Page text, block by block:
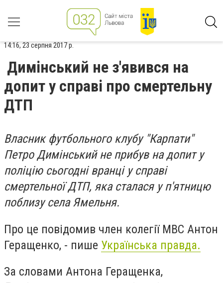
14:16, 23 серпня 2017 р.
Димінський не з'явився на
допит у справі про смертельну
ДТП
Власник футбольного клубу "Карпати"
Петро Димінський не прибув на допит у
поліцію сьогодні вранці у справі
смертельної ДТП, яка сталася у п'ятницю
поблизу села Ямельня.
Про це повідомив член колегії МВС Антон
Геращенко, - пише Українська правда.
За словами Антона Геращенка,